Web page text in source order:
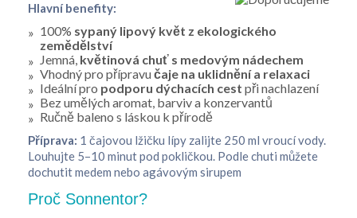
Hlavní benefity:
100% sypaný lipový květ z ekologického
zemědělství
Jemná, květinová chuť s medovým nádechem
Vhodný pro přípravučaje na uklidnění a relaxaci
Ideální pro podporu dýchacích cest při nachlazení
Bez umělých aromat, barviv a konzervantů
Ručně baleno s láskou k přírodě
Příprava: 1 čajovou lžičku lípy zalijte 250 ml vroucí vody.
Louhujte 5–10 minut pod pokličkou. Podle chuti můžete
dochutit medem nebo agávovým sirupem
Proč Sonnentor?